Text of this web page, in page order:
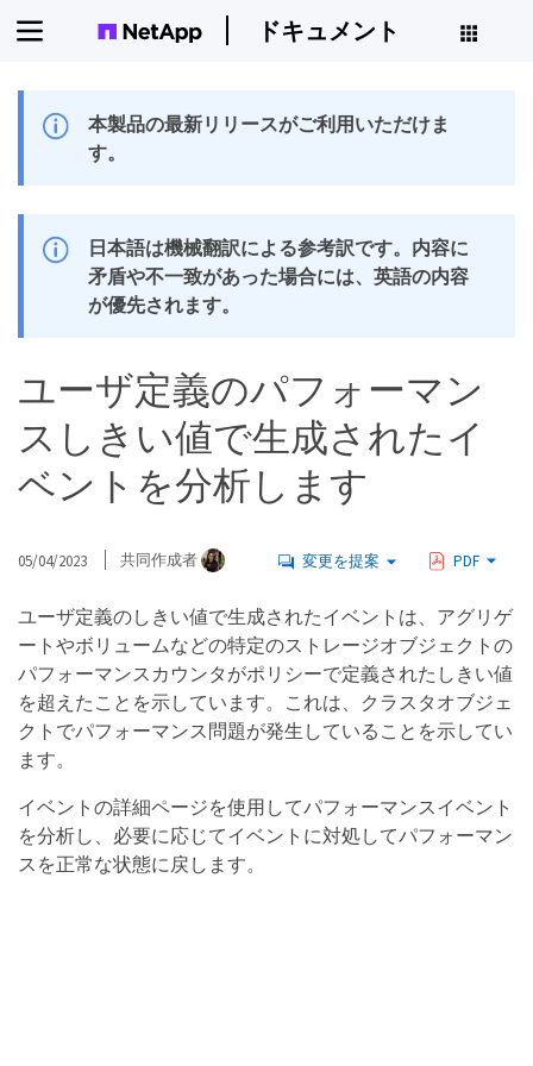
ドキュメント
本製品の最新リリースがご利用いただけま
す。
日本語は機械翻訳による参考訳です。内容に
矛盾や不一致があった場合には、英語の内容
が優先されます。
ユーザ定義のパフォーマン
スしきい値で生成されたイ
ベントを分析します
05/04/2023 共同作成者 変更を提案 PDF
ユーザ定義のしきい値で生成されたイベントは、アグリゲ
ートやボリュームなどの特定のストレージオブジェクトの
パフォーマンスカウンタがポリシーで定義されたしきい値
を超えたことを示しています。これは、クラスタオブジェ
クトでパフォーマンス問題が発生していることを示してい
ます。
イベントの詳細ページを使用してパフォーマンスイベント
を分析し、必要に応じてイベントに対処してパフォーマン
スを正常な状態に戻します。